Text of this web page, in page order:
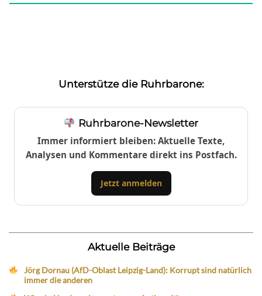
Unterstütze die Ruhrbarone:
Ruhrbarone-Newsletter
Immer informiert bleiben: Aktuelle Texte,
Analysen und Kommentare direkt ins Postfach.
Jetzt anmelden
Aktuelle Beiträge
Jörg Dornau (AfD-Oblast Leipzig-Land): Korrupt sind natürlich
immer die anderen